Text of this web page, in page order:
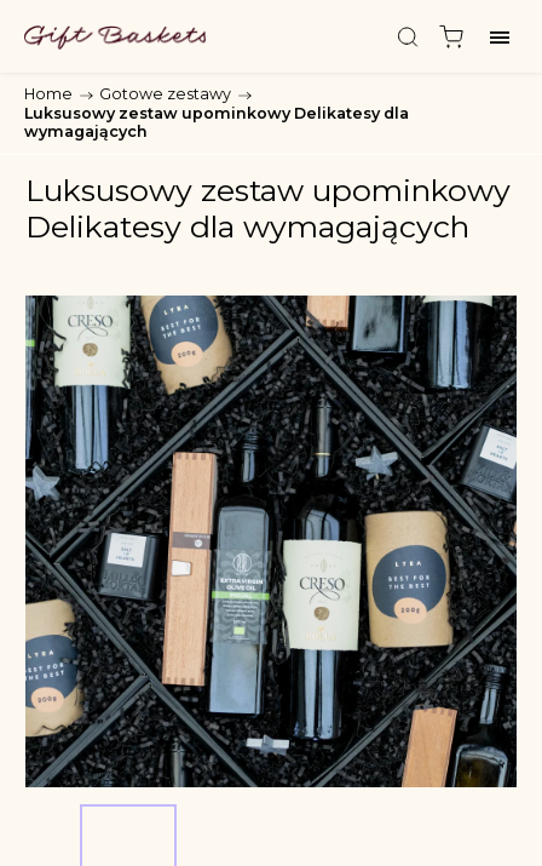
Home / Gotowe zestawy /
Luksusowy zestaw upominkowy Delikatesy dla
wymagających
Luksusowy zestaw upominkowy
Delikatesy dla wymagających